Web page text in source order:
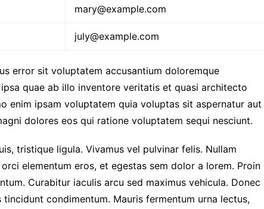
mary@example.com
july@example.com
error sit voluptatem accusantium doloremque
quae ab illo inventore veritatis et quasi architecto
enim ipsam voluptatem quia voluptas sit aspernatur aut
dolores eos qui ratione voluptatem sequi nesciunt.
tristique ligula. Vivamus vel pulvinar felis. Nullam
elementum eros, et egestas sem dolor a lorem. Proin
Curabitur iaculis arcu sed maximus vehicula. Donec
condimentum. Mauris fermentum urna lectus,